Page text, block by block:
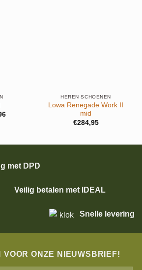
Huidige
HEREN SCHOENEN
Lowa Renegade Work II
mid
€284,95
met DPD
Veilig betalen met IDEAL
Snelle levering
VOOR ONZE NIEUWSBRIEF!